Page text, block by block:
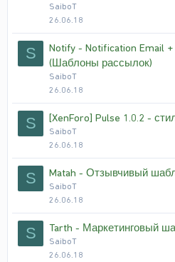
SaiboT
26.06.18
S
Notify - Notification Email
(Шаблоны рассылок)
SaiboT
26.06.18
S [XenForo] Pulse 1.0.2 -
SaiboT
26.06.18
S Matah - Отзывчивый
SaiboT
26.06.18
S Tarth - Маркетинговый
SaiboT
26.06.18